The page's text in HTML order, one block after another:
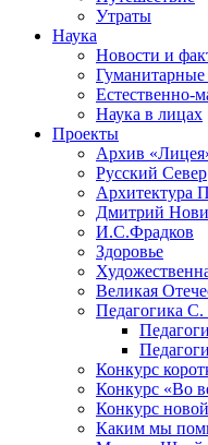
Утраты
Наука
Новости и
Гуманитарные
Естественно-
Наука в лицах
Проекты
Архив
Русский Север
Архитектура
Дмитрий
И.С.Фрадков
Здоровье
Великая
Педагогика
Конкурс
Конкурс «Во
Конкурс
Каким мы